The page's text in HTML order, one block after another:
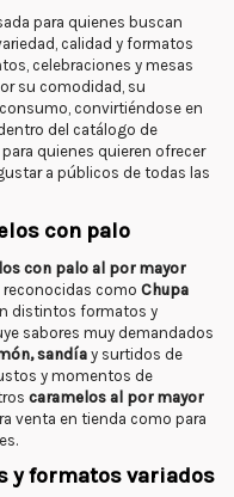
para quienes buscan
calidad y formatos
celebraciones y mesas
su comodidad, su
convirtiéndose en
del catálogo de
quienes quieren ofrecer
a públicos de todas las
con palo
con palo al por mayor
reconocidas como Chupa
distintos formatos y
sabores muy demandados
sandía y surtidos de
y momentos de
caramelos al por mayor
venta en tienda como para
y formatos variados